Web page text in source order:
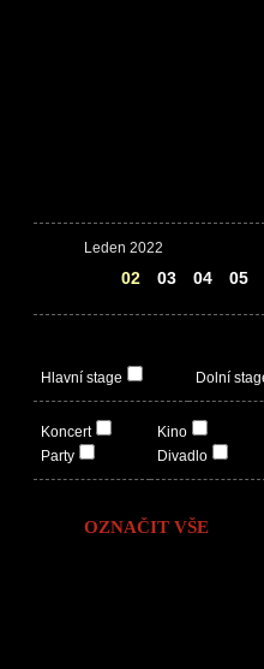
Leden 2022
02 03 04 05
Hlavní stage Dolní
Koncert
Party
Kino
Divadlo
OZNAČIT VŠE